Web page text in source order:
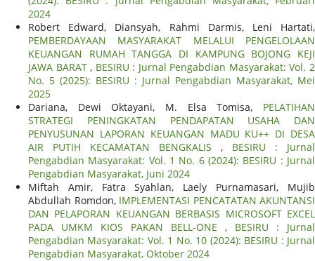
2024
Robert Edward, Diansyah, Rahmi Darmis, Leni Hartati,
PEMBERDAYAAN MASYARAKAT MELALUI PENGELOLAAN
KEUANGAN RUMAH TANGGA DI KAMPUNG BOJONG KEJI
JAWA BARAT, BESIRU : Jurnal Pengabdian Masyarakat: Vol. 2
No. 5 (2025): BESIRU : Jurnal Pengabdian Masyarakat, Mei
2025
Dariana, Dewi Oktayani, M. Elsa Tomisa, PELATIHAN
STRATEGI PENINGKATAN PENDAPATAN USAHA DAN
PENYUSUNAN LAPORAN KEUANGAN MADU KU++ DI DESA
AIR PUTIH KECAMATAN BENGKALIS , BESIRU : Jurnal
Pengabdian Masyarakat: Vol. 1 No. 6 (2024): BESIRU : Jurnal
Pengabdian Masyarakat, Juni 2024
Miftah Amir, Fatra Syahlan, Laely Purnamasari, Mujib
Abdullah Romdon, IMPLEMENTASI PENCATATAN AKUNTANSI
DAN PELAPORAN KEUANGAN BERBASIS MICROSOFT EXCEL
PADA UMKM KIOS PAKAN BELL-ONE , BESIRU : Jurnal
Pengabdian Masyarakat: Vol. 1 No. 10 (2024): BESIRU : Jurnal
Pengabdian Masyarakat, Oktober 2024